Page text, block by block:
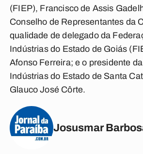
(FIEP), Francisco de Assis
Conselho de Representantes da
qualidade de delegado da
Indústrias do Estado de Goiás
Afonso Ferreira; e o presidente
Indústrias do Estado de Santa
Glauco José Côrte.
Josusmar